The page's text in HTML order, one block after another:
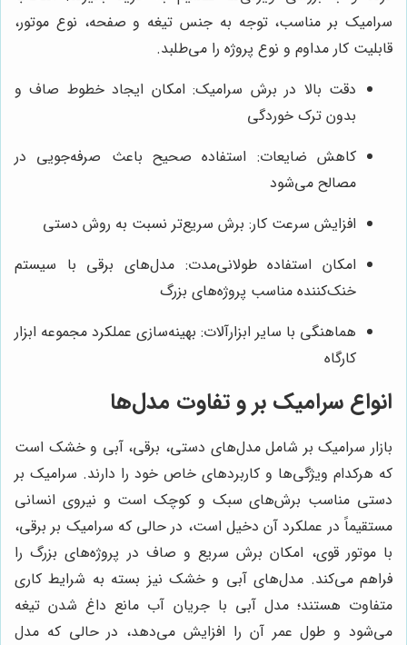
سرامیک بر مناسب، توجه به جنس تیغه و صفحه، نوع موتور،
قابلیت کار مداوم و نوع پروژه را می‌طلبد.
دقت بالا در برش سرامیک: امکان ایجاد خطوط صاف و
بدون ترک خوردگی
کاهش ضایعات: استفاده صحیح باعث صرفه‌جویی در
مصالح می‌شود
افزایش سرعت کار: برش سریع‌تر نسبت به روش دستی
امکان استفاده طولانی‌مدت: مدل‌های برقی با سیستم
خنک‌کننده مناسب پروژه‌های بزرگ
هماهنگی با سایر ابزارآلات: بهینه‌سازی عملکرد مجموعه ابزار
کارگاه
انواع سرامیک بر و تفاوت مدل‌ها
بازار سرامیک بر شامل مدل‌های دستی، برقی، آبی و خشک است
که هرکدام ویژگی‌ها و کاربردهای خاص خود را دارند. سرامیک بر
دستی مناسب برش‌های سبک و کوچک است و نیروی انسانی
مستقیماً در عملکرد آن دخیل است، در حالی که سرامیک بر برقی،
با موتور قوی، امکان برش سریع و صاف در پروژه‌های بزرگ را
فراهم می‌کند. مدل‌های آبی و خشک نیز بسته به شرایط کاری
متفاوت هستند؛ مدل آبی با جریان آب مانع داغ شدن تیغه
می‌شود و طول عمر آن را افزایش می‌دهد، در حالی که مدل